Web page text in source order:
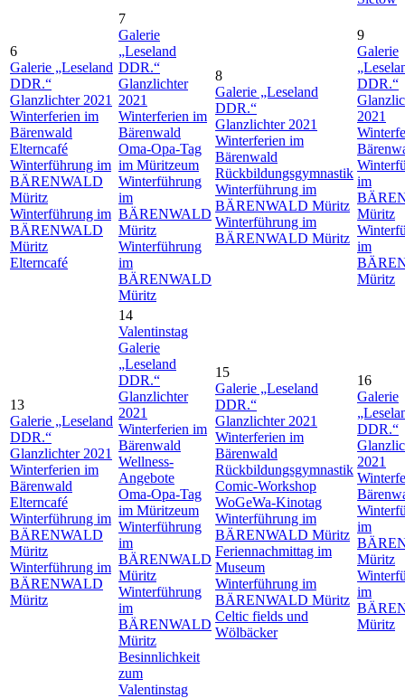
6
Galerie „Leseland
DDR.“
Glanzlichter 2021
Winterferien im
Bärenwald
Elterncafé
Winterführung im
BÄRENWALD
Müritz
Winterführung im
BÄRENWALD
Müritz
Elterncafé
7
Galerie
„Leseland
DDR.“
Glanzlichter
2021
Winterferien im
Bärenwald
Oma-Opa-Tag
im Müritzeum
Winterführung
im
BÄRENWALD
Müritz
Winterführung
im
BÄRENWALD
Müritz
8
Galerie „Leseland
DDR.“
Glanzlichter 2021
Winterferien im
Bärenwald
Rückbildungsgymnastik
Winterführung im
BÄRENWALD Müritz
Winterführung im
BÄRENWALD Müritz
9
Galerie
DDR.“
2021
im
Müritz
im
Müritz
13
Galerie „Leseland
DDR.“
Glanzlichter 2021
Winterferien im
Bärenwald
Elterncafé
Winterführung im
BÄRENWALD
Müritz
Winterführung im
BÄRENWALD
Müritz
14
Valentinstag
Galerie
„Leseland
DDR.“
Glanzlichter
2021
Winterferien im
Bärenwald
Wellness-
Angebote
Oma-Opa-Tag
im Müritzeum
Winterführung
im
BÄRENWALD
Müritz
Winterführung
im
BÄRENWALD
Müritz
Besinnlichkeit
zum
Valentinstag
15
Galerie „Leseland
DDR.“
Glanzlichter 2021
Winterferien im
Bärenwald
Rückbildungsgymnastik
Comic-Workshop
WoGeWa-Kinotag
Winterführung im
BÄRENWALD Müritz
Feriennachmittag im
Museum
Winterführung im
BÄRENWALD Müritz
Celtic fields und
Wölbäcker
16
Galerie
DDR.“
2021
im
Müritz
im
Müritz